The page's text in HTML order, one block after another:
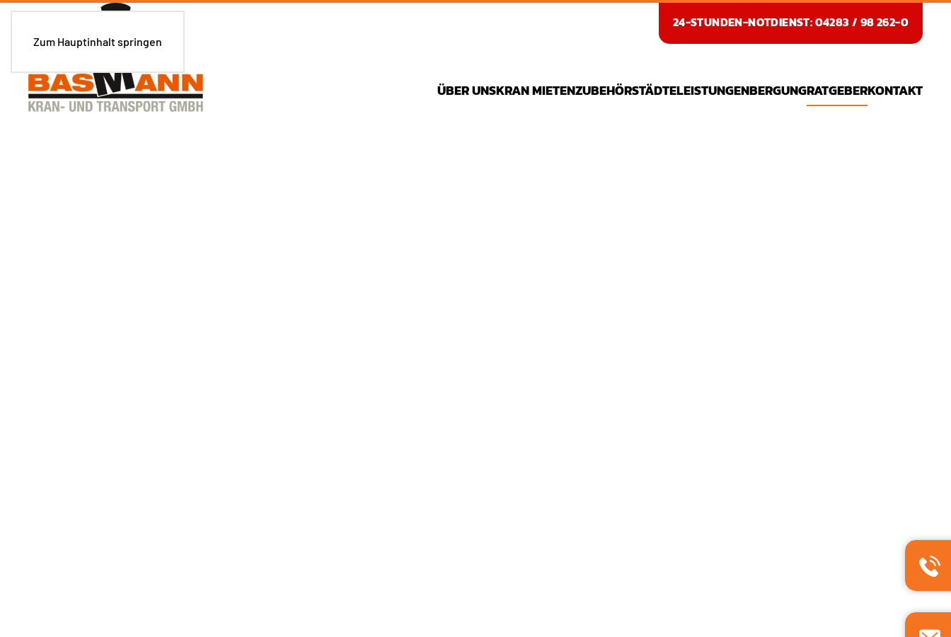
Zum Hauptinhalt springen
ÜBER UNSKRAN MIETENZUBEHÖRSTÄDTELEISTUNGENBERGUNGRATGEBERKONTAKT
24-STUNDEN-NOTDIENST: 04283 / 98 262-0